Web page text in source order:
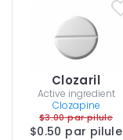
Clozaril
Active ingredient
Clozapine
$3.00 par pilule
$0.50 par pilule